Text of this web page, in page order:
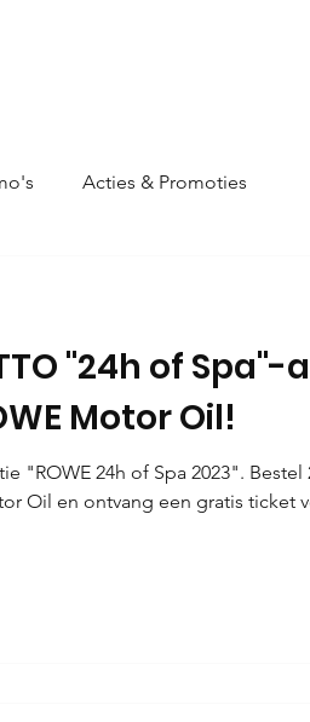
Acties & Promoties
"24h of Spa"-
Motor Oil!
"ROWE 24h of Spa 2023". Bestel
Oil en ontvang een gratis ticket